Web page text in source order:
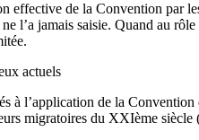
effective de la Convention par
l’a jamais saisie. Quand au
actuels
à l’application de la
migratoires du XXIème